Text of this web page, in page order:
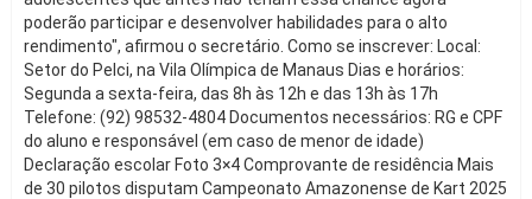
poderão participar e desenvolver habilidades para o alto
rendimento", afirmou o secretário. Como se inscrever: Local:
Setor do Pelci, na Vila Olímpica de Manaus Dias e horários:
Segunda a sexta-feira, das 8h às 12h e das 13h às 17h
Telefone: (92) 98532-4804 Documentos necessários: RG e CPF
do aluno e responsável (em caso de menor de idade)
Declaração escolar Foto 3×4 Comprovante de residência Mais
de 30 pilotos disputam Campeonato Amazonense de Kart 2025